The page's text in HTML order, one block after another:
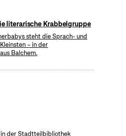
literarische Krabbelgruppe
steht die Sprach- und
– in der
Balchem.
der Stadtteilbibliothek